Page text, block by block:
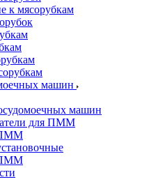
к мясорубкам
машин
машин
для ПММ
ПММ
ПММ